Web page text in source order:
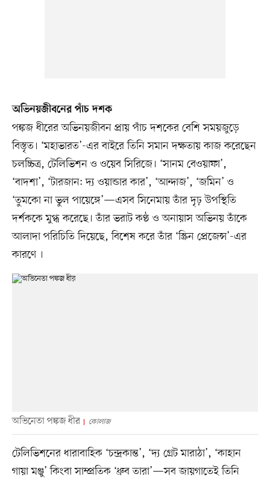
অভিনয়জীবনের পাঁচ দশক
পঙ্কজ ধীরের অভিনয়জীবন প্রায় পাঁচ দশকের বেশি সময়জুড়ে
বিস্তৃত। ‘মহাভারত’-এর বাইরে তিনি সমান দক্ষতায় কাজ করেছেন
চলচ্চিত্র, টেলিভিশন ও ওয়েব সিরিজে। ‘সানম বেওয়াফা’,
‘বাদশা’, ‘টারজান: দ্য ওয়ান্ডার কার’, ‘আন্দাজ’, ‘জমিন’ ও
‘তুমকো না ভুল পায়েঙ্গে’—এসব সিনেমায় তাঁর দৃঢ় উপস্থিতি
দর্শককে মুগ্ধ করেছে। তাঁর ভরাট কণ্ঠ ও অনায়াস অভিনয় তাঁকে
আলাদা পরিচিতি দিয়েছে, বিশেষ করে তাঁর ‘স্ক্রিন প্রেজেন্স’-এর
কারণে ।
অভিনেতা পঙ্কজ ধীর কোলাজ
টেলিভিশনের ধারাবাহিক ‘চন্দ্রকান্ত’, ‘দ্য গ্রেট মারাঠা’, ‘কাহান
গায়া মঞ্জু’ কিংবা সাম্প্রতিক ‘ধ্রুব তারা’—সব জায়গাতেই তিনি